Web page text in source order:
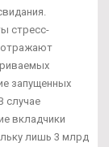
стресс-
отражают
запущенных
случае
вкладчики
лишь 3 млрд